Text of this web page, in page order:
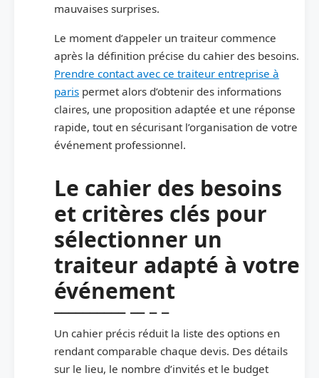
mauvaises surprises.
Le moment d’appeler un traiteur commence
après la définition précise du cahier des besoins.
Prendre contact avec ce traiteur entreprise à
paris permet alors d’obtenir des informations
claires, une proposition adaptée et une réponse
rapide, tout en sécurisant l’organisation de votre
événement professionnel.
Le cahier des besoins
et critères clés pour
sélectionner un
traiteur adapté à votre
événement
Un cahier précis réduit la liste des options en
rendant comparable chaque devis. Des détails
sur le lieu, le nombre d’invités et le budget